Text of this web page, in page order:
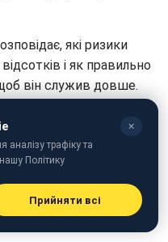
які ризики
і як правильно
він служив довше.
✕
трафіку та
Політику
Прийняти всі